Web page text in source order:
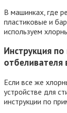
В машинках, где
пластиковые и
используем
Инструкция
отбеливателя
Если все же
устройстве для
инструкции по